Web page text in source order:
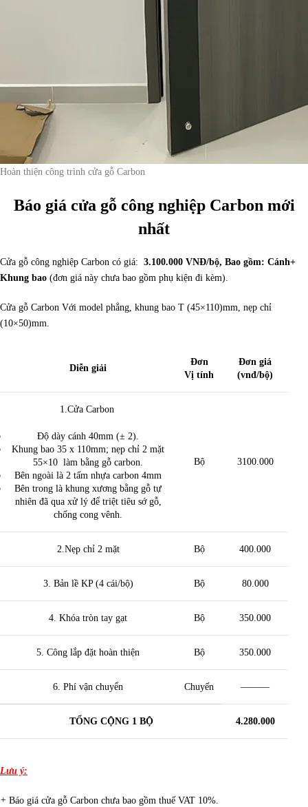
Hoàn thiện công trình cửa gỗ Carbon
Báo giá cửa gỗ công nghiệp Carbon mới
nhất
Cửa gỗ công nghiệp Carbon có giá: 3.100.000 VNĐ/bộ, Bao gồm: Cánh+
Khung bao (đơn giá này chưa bao gồm phụ kiện đi kèm).
Cửa gỗ Carbon Với model phẳng, khung bao T (45×110)mm, nẹp chỉ
(10×50)mm.
Diễn giải
Đơn
Vị tính
Đơn giá
(vnđ/bộ)
1.Cửa Carbon
Độ dày cánh 40mm (± 2).
Khung bao 35 x 110mm; nẹp chỉ 2 mặt
55×10 làm bằng gỗ carbon.
Bên ngoài là 2 tấm nhựa carbon 4mm
Bên trong là khung xương bằng gỗ tự
nhiên đã qua xử lý để triệt tiêu sớ gỗ,
chống cong vênh.
Bộ 3100.000
2.Nẹp chỉ 2 mặt Bộ 400.000
3. Bản lề KP (4 cái/bộ) Bộ 80.000
4. Khóa tròn tay gạt Bộ 350.000
5. Công lắp đặt hoàn thiện Bộ 350.000
6. Phí vận chuyển Chuyến ———
TỔNG CỘNG 1 BỘ 4.280.000
Lưu ý:
+ Báo giá cửa gỗ Carbon chưa bao gồm thuế VAT 10%.